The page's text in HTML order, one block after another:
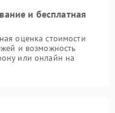
и бесплатная
оценка стоимости
и возможность
или онлайн на